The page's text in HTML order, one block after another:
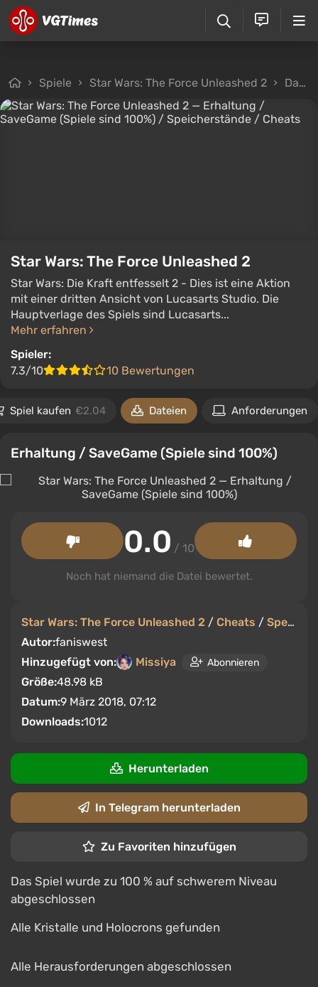
Spiele Star Wars: The Force Unleashed 2 Dateien
Star Wars: The Force Unleashed 2
Star Wars: Die Kraft entfesselt 2 - Dies ist eine Aktion
mit einer dritten Ansicht von Lucasarts Studio. Die
Hauptverlage des Spiels sind Lucasarts...
Mehr erfahren
Spieler:
7.3/10
10 Bewertungen
Spiel kaufen €2.04 Dateien Anforderungen
Erhaltung / SaveGame (Spiele sind 100%)
Star Wars: The Force Unleashed 2 / Cheats / Speicherstände
Autor:faniswest
Hinzugefügt von:
Missiya Abonnieren
Größe:48.98 kB
Datum:9 März 2018, 07:12
Downloads:1012
0.0 / 10
Noch hat niemand die Datei bewertet.
Herunterladen
In Telegram herunterladen
Zu Favoriten hinzufügen
Das Spiel wurde zu 100 % auf schwerem Niveau
abgeschlossen
Alle Kristalle und Holocrons gefunden
Alle Herausforderungen abgeschlossen